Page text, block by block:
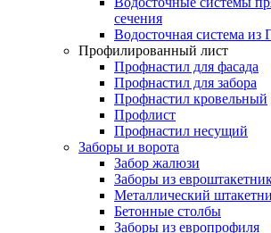
сечения
Водосточная система
Профилированный лист
Профнастил для фасада
Профнастил для забора
Профнастил кровельный
Профлист
Профнастил несущий
Заборы и ворота
Забор жалюзи
Заборы из
Металлический
Бетонные столбы
Заборы из европрофиля